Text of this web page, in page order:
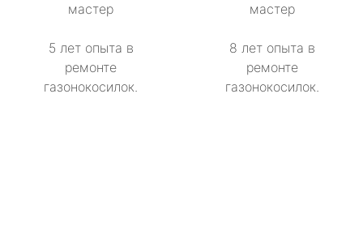
мастер
5 лет опыта в
ремонте
газонокосилок.
мастер
8 лет опыта в
ремонте
газонокосилок.